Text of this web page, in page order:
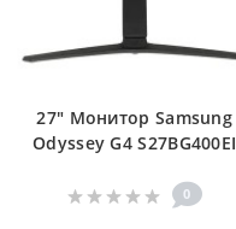
27" Монитор Samsung
Odyssey G4 S27BG400EI
0